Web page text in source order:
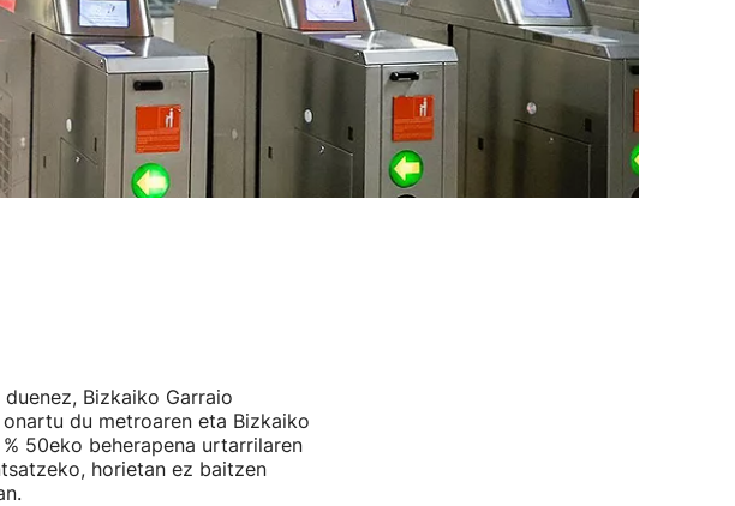
Bizkaiko Garraio
du metroaren eta Bizkaiko
50eko beherapena urtarrilaren
horietan ez baitzen